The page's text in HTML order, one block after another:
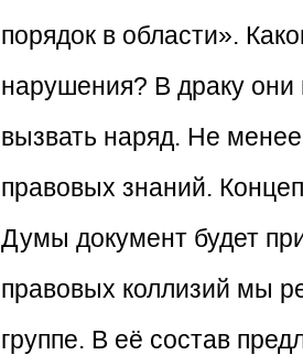
порядок в области».
нарушения? В драку они
вызвать наряд. Не
правовых знаний.
Думы документ будет
правовых коллизий мы
группе. В её состав